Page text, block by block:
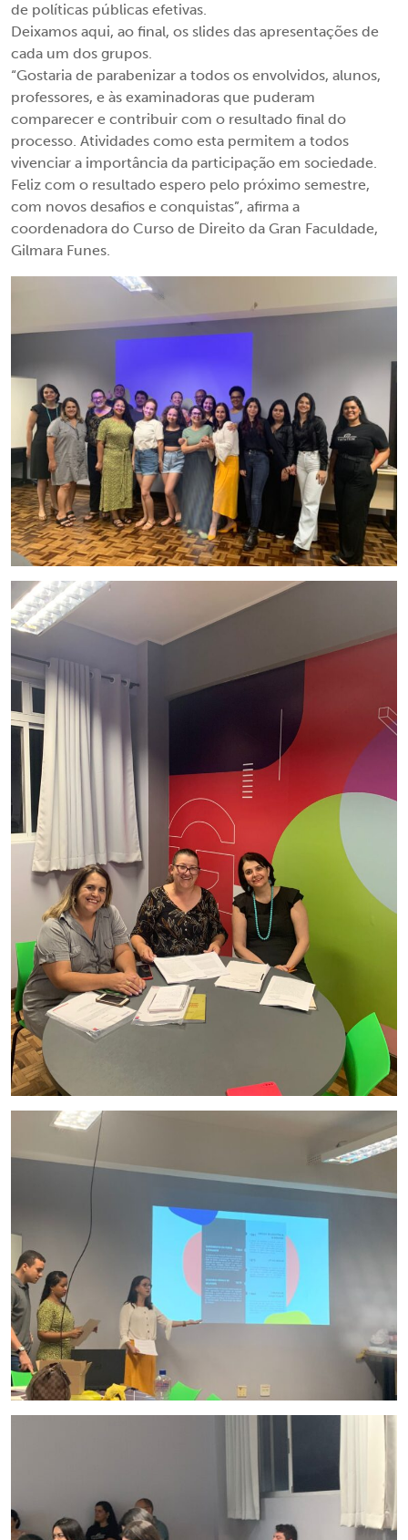
de políticas públicas efetivas.
Deixamos aqui, ao final, os slides das apresentações de
cada um dos grupos.
“Gostaria de parabenizar a todos os envolvidos, alunos,
professores, e às examinadoras que puderam
comparecer e contribuir com o resultado final do
processo. Atividades como esta permitem a todos
vivenciar a importância da participação em sociedade.
Feliz com o resultado espero pelo próximo semestre,
com novos desafios e conquistas”, afirma a
coordenadora do Curso de Direito da Gran Faculdade,
Gilmara Funes.